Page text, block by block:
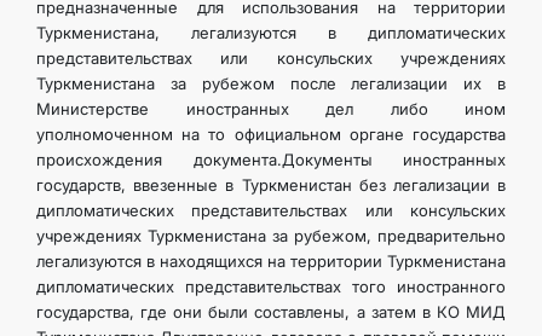
предназначенные для использования на территории
Туркменистана, легализуются в дипломатических
представительствах или консульских учреждениях
Туркменистана за рубежом после легализации их в
Министерстве иностранных дел либо ином
уполномоченном на то официальном органе государства
происхождения документа.Документы иностранных
государств, ввезенные в Туркменистан без легализации в
дипломатических представительствах или консульских
учреждениях Туркменистана за рубежом, предварительно
легализуются в находящихся на территории Туркменистана
дипломатических представительствах того иностранного
государства, где они были составлены, а затем в КО МИД